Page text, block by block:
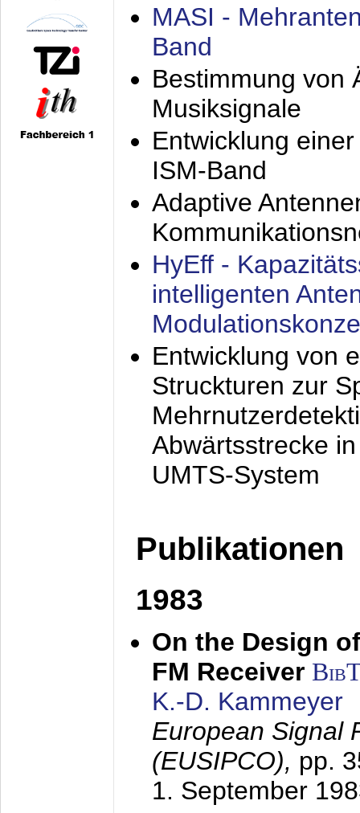
MASI -
Band
Bestimmung von
Musiksignale
Entwicklung
ISM-Band
Adaptive
HyEff -
intelligenten
Entwicklung von
Struckturen zur
Abwärtsstrecke
UMTS-System
Publikationen
1983
On the Design
FM Receiver
K.-D. Kammeyer
European Signal
(EUSIPCO), pp.
1. September